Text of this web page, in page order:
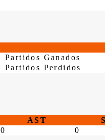
Partidos Ganados
Partidos Perdidos
AST
0 0